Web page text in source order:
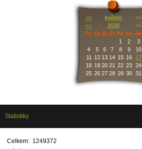
<< květen
>>
<<
2026
>>
Po Út St Čt Pá So Ne
1
2
3
4
5 6 7 8 9
10
11
12 13 14 15 16
17
18 19 20 21 22 23 24
25 26 27 28 29 30 31
Statistiky
Celkem: 1249372